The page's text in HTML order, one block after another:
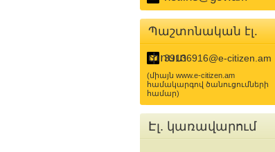
Պաշտոնական էլ.
փոստ
39136916@e-citizen.am
(միայն www.e-citizen.am
համակարգով ծանուցումների
համար)
Էլ. կառավարում